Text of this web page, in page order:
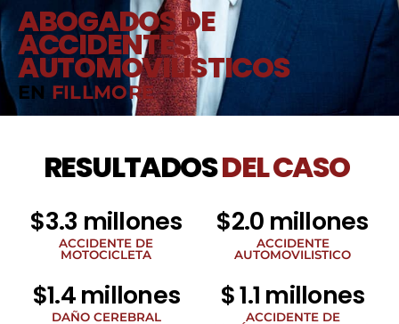
ABOGADOS DE
ACCIDENTES
AUTOMOVILÍSTICOS
EN FILLMORE
RESULTADOSDEL CASO
$3.3 millones
ACCIDENTE DE
MOTOCICLETA
$2.0 millones
ACCIDENTE
AUTOMOVILISTICO
$1.4 millones
DAÑO CEREBRAL
$ 1.1 millones
ACCIDENTE DE